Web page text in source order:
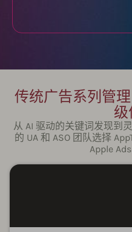
传统广告系列管
从 AI 驱动的关键词发现到
的 UA 和 ASO 团队选择
Apple